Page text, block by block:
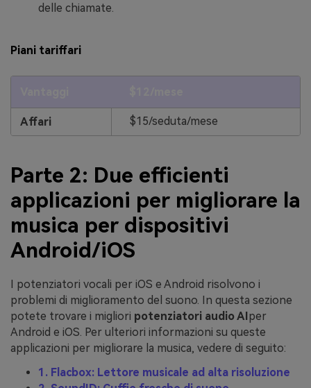
delle chiamate.
Piani tariffari
Affari $15/seduta/mese
Parte 2: Due efficienti
applicazioni per migliorare la
musica per dispositivi
Android/iOS
I potenziatori vocali per iOS e Android risolvono i
problemi di miglioramento del suono. In questa sezione
potete trovare i migliori potenziatori audio AIper
Android e iOS. Per ulteriori informazioni su queste
applicazioni per migliorare la musica, vedere di seguito:
1. Flacbox: Lettore musicale ad alta risoluzione